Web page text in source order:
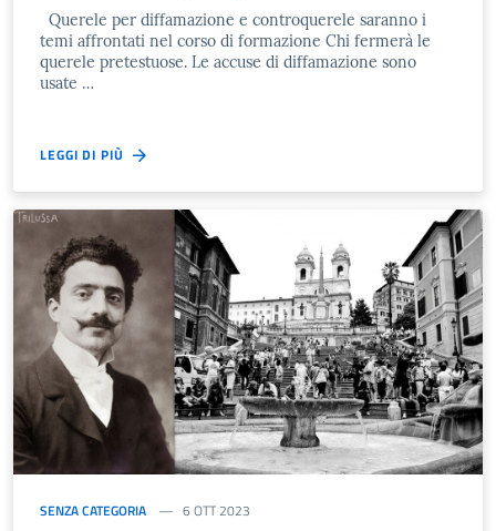
Querele per diffamazione e controquerele saranno i
temi affrontati nel corso di formazione Chi fermerà le
querele pretestuose. Le accuse di diffamazione sono
usate …
LEGGI DI PIÙ
SENZA CATEGORIA 6 OTT 2023